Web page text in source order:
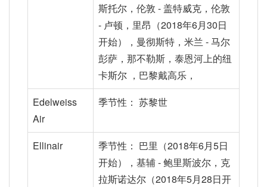
斯托尔，伦敦 - 盖特威克，伦敦
- 卢顿，里昂（2018年6月30日
开始），曼彻斯特，米兰 - 马尔
彭萨，那不勒斯，泰恩河上的纽
卡斯尔 ，巴黎戴高乐，
Edelweiss
Air
季节性： 苏黎世
Ellinair
季节性： 巴里（2018年6月5日
开始），基辅 - 鲍里斯波尔，克
拉斯诺达尔（2018年5月28日开